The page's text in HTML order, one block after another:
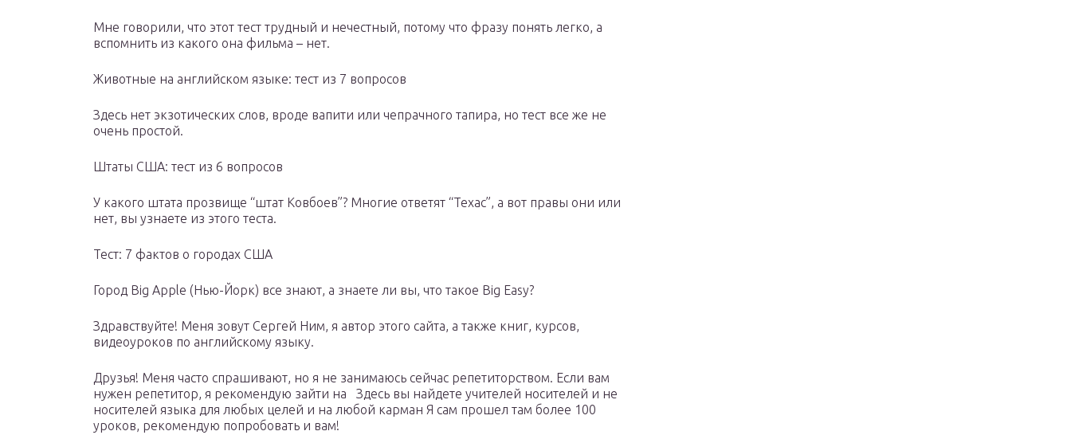
Мне говорили, что этот тест трудный и нечестный, потому что фразу понять легко, а
вспомнить из какого она фильма – нет.
Животные на английском языке: тест из 7 вопросов
Здесь нет экзотических слов, вроде вапити или чепрачного тапира, но тест все же не
очень простой.
Штаты США: тест из 6 вопросов
У какого штата прозвище “штат Ковбоев”? Многие ответят “Техас”, а вот правы они или
нет, вы узнаете из этого теста.
Тест: 7 фактов о городах США
Город Big Apple (Нью-Йорк) все знают, а знаете ли вы, что такое Big Easy?
Здравствуйте! Меня зовут Сергей Ним, я автор этого сайта, а также книг, курсов,
видеоуроков по английскому языку.
Друзья! Меня часто спрашивают, но я не занимаюсь сейчас репетиторством. Если вам
нужен репетитор, я рекомендую зайти на Здесь вы найдете учителей носителей и не
носителей языка для любых целей и на любой карман Я сам прошел там более 100
уроков, рекомендую попробовать и вам!